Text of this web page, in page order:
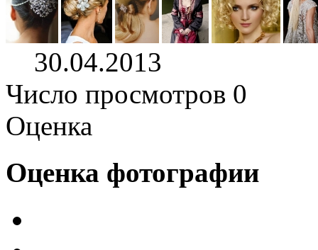
30.04.2013
Число просмотров 0
Оценка
Оценка фотографии